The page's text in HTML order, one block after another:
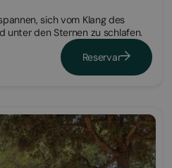
sich vom Klang des
unter den Sternen zu schlafen.
Reservar